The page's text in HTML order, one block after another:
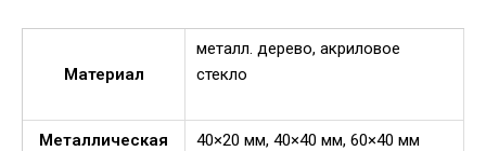
Материал
металл. дерево, акриловое
стекло
Металлическая
40×20 мм, 40×40 мм, 60×40 мм